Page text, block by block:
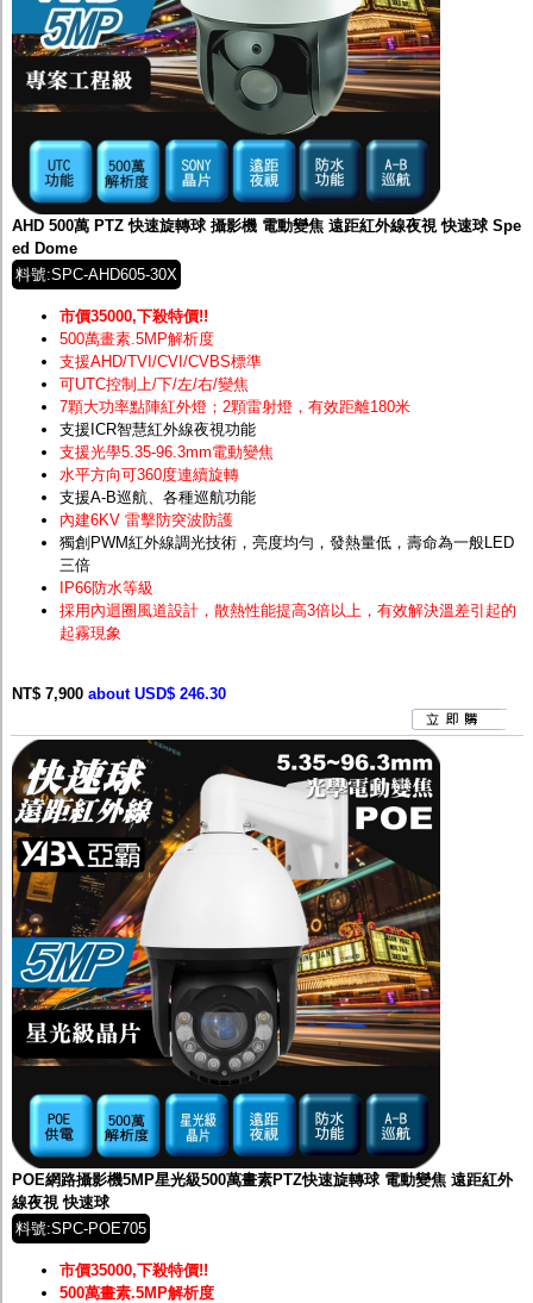
AHD 500萬 PTZ 快速旋轉球 攝影機 電動變焦 遠距紅外線夜視 快速球 Spe
ed Dome
料號:SPC-AHD605-30X
市價35000,下殺特價!!
500萬畫素.5MP解析度
支援AHD/TVI/CVI/CVBS標準
可UTC控制上/下/左/右/變焦
7顆大功率點陣紅外燈；2顆雷射燈，有效距離180米
支援ICR智慧紅外線夜視功能
支援光學5.35-96.3mm電動變焦
水平方向可360度連續旋轉
支援A-B巡航、各種巡航功能
內建6KV 雷擊防突波防護
獨創PWM紅外線調光技術，亮度均勻，發熱量低，壽命為一般LED
三倍
IP66防水等級
採用內迴圈風道設計，散熱性能提高3倍以上，有效解決溫差引起的
起霧現象
NT$ 7,900 about USD$ 246.30
POE網路攝影機5MP星光級500萬畫素PTZ快速旋轉球 電動變焦 遠距紅外
線夜視 快速球
料號:SPC-POE705
市價35000,下殺特價!!
500萬畫素.5MP解析度